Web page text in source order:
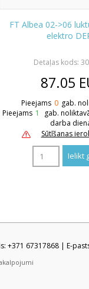
FT Albea 02->06
elektro
Detaļas kods:
87.05
Pieejams 0 gab.
Pieejams 1
gab.
darba
Sūtīšanas
+371 67317868 | E-